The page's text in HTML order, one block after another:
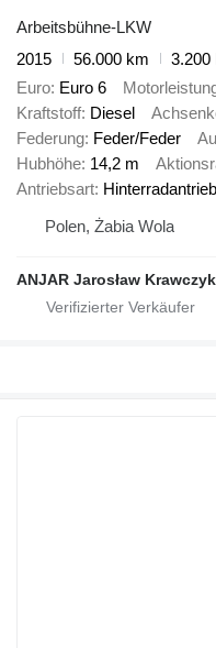
Arbeitsbühne-LKW
2015
56.000 km
3.200
Euro Euro 6
Kraftstoff Diesel
Federung Feder/Feder
Hubhöhe 14,2 m
Antriebsart Hinterradantrieb
Polen, Żabia Wola
ANJAR Jarosław Krawczyk